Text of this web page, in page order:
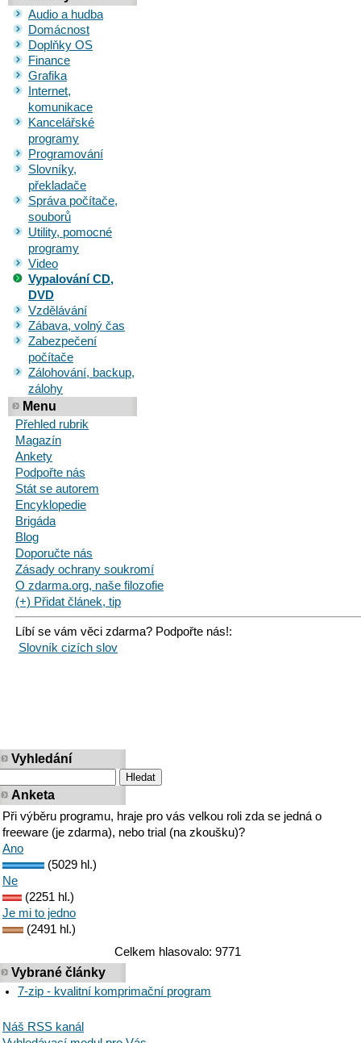
Audio a hudba
Domácnost
Doplňky OS
Finance
Grafika
Internet,
komunikace
Kancelářské
programy
Programování
Slovníky,
překladače
Správa počítače,
souborů
Utility, pomocné
programy
Video
Vypalování CD,
DVD
Vzdělávání
Zábava, volný čas
Zabezpečení
počítače
Zálohování, backup,
zálohy
Menu
Přehled rubrik
Magazín
Ankety
Podpořte nás
Stát se autorem
Encyklopedie
Brigáda
Blog
Doporučte nás
Zásady ochrany soukromí
O zdarma.org, naše filozofie
(+) Přidat článek, tip
Líbí se vám věci zdarma? Podpořte nás!:
Slovník cizích slov
Vyhledání
Anketa
Při výběru programu, hraje pro vás velkou roli zda se jedná o
freeware (je zdarma), nebo trial (na zkoušku)?
Ano
(5029 hl.)
Ne
(2251 hl.)
Je mi to jedno
(2491 hl.)
Celkem hlasovalo: 9771
Vybrané články
7-zip - kvalitní komprimační program
Náš RSS kanál